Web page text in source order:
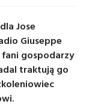
Jose
Giuseppe
gospodarzy
traktują go